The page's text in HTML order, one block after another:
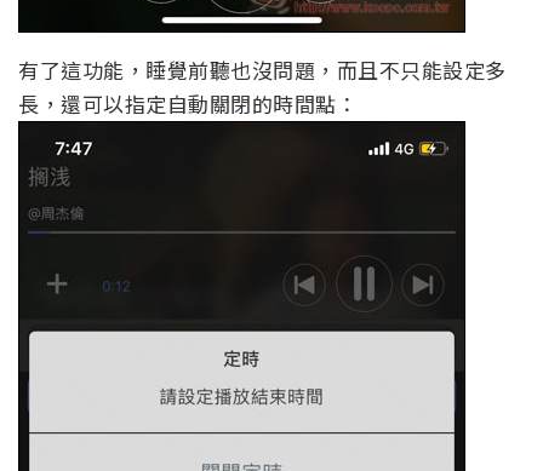
有了這功能，睡覺前聽也沒問題，而且不只能設定多
長，還可以指定自動關閉的時間點：